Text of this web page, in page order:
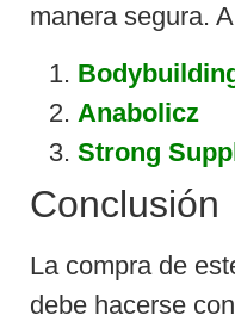
manera segura.
Anabolicz
Strong
Conclusión
La compra de
debe hacerse